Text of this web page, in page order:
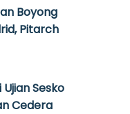
Boyong
Pitarch
Sesko
Cedera